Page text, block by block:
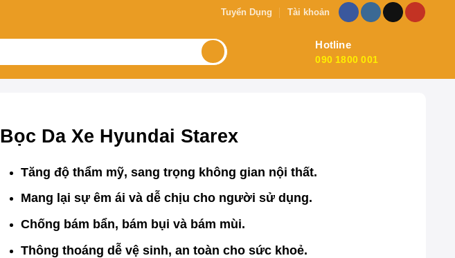
Tuyển Dụng Tài khoản
Hotline
090 1800 001
Bọc Da Xe Hyundai Starex
Tăng độ thẩm mỹ, sang trọng không gian nội thất.
Mang lại sự êm ái và dễ chịu cho người sử dụng.
Chống bám bẩn, bám bụi và bám mùi.
Thông thoáng dễ vệ sinh, an toàn cho sức khoẻ.